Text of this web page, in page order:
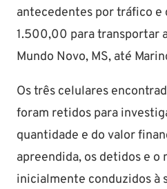
antecedentes por tráfico e
1.500,00 para transportar
Mundo Novo, MS, até
Os três celulares
foram retidos para
quantidade e do valor
apreendida, os detidos e o
inicialmente conduzidos à